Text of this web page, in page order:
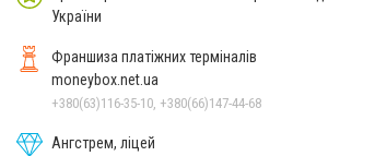
України
Франшиза платіжних терміналів
moneybox.net.ua
+380(63)116-35-10, +380(66)147-44-68
Ангстрем, ліцей